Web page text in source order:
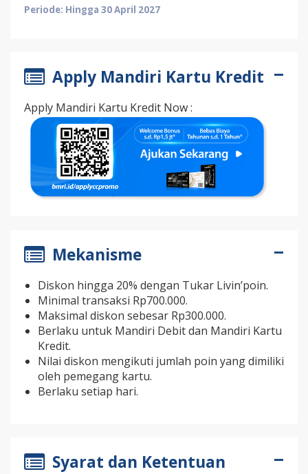
Periode: Hingga 30 April 2027
Apply Mandiri Kartu Kredit
Apply Mandiri Kartu Kredit Now :
Mekanisme
Diskon hingga 20% dengan Tukar Livin’poin.
Minimal transaksi Rp700.000.
Maksimal diskon sebesar Rp300.000.
Berlaku untuk Mandiri Debit dan Mandiri Kartu
Kredit.
Nilai diskon mengikuti jumlah poin yang dimiliki
oleh pemegang kartu.
Berlaku setiap hari.
Syarat dan Ketentuan